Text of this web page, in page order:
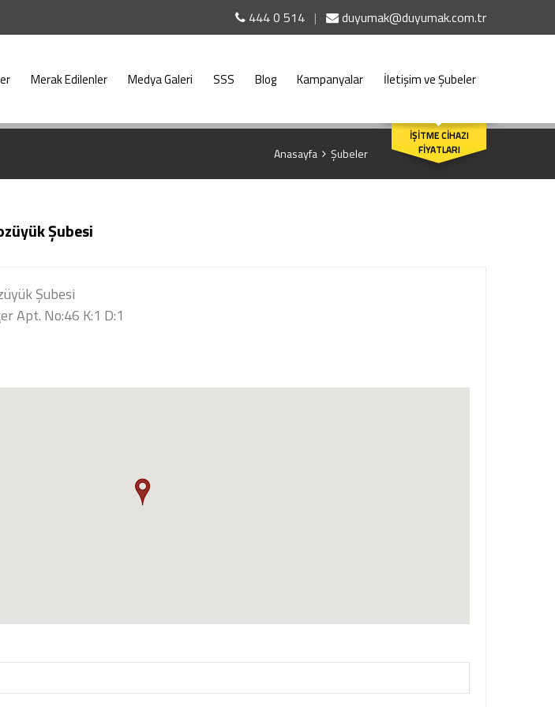
444 0 514 | duyumak@duyumak.com.tr
Merak Edilenler Medya Galeri SSS Blog Kampanyalar İletişim ve Şubeler
ARA
İŞİTME CİHAZI
FİYATLARI
Anasayfa Şubeler
Şubesi
Şubesi
Apt. No:46 K:1 D:1